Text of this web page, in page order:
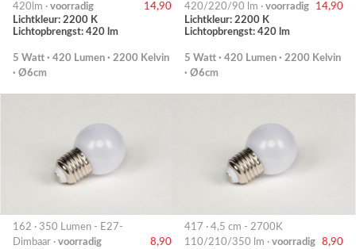
420lm · voorradig
14,90
Lichtkleur: 2200 K
Lichtopbrengst: 420 lm
5 Watt · 420 Lumen · 2200 Kelvin
· Ø6cm
420/220/90 lm · voorradig
14,90
Lichtkleur: 2200 K
Lichtopbrengst: 420 lm
5 Watt · 420 Lumen · 2200 Kelvin
· Ø6cm
162 · 350 Lumen - E27-
Dimbaar · voorradig
8,90
417 · 4,5 cm - 2700K
110/210/350 lm · voorradig
8,90